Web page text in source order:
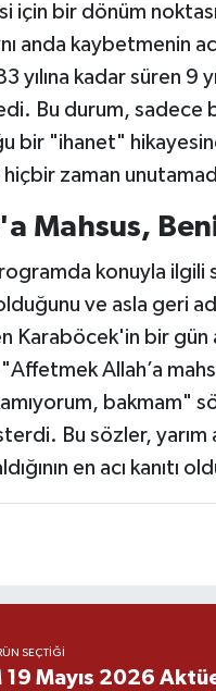
için bir dönüm
anda kaybetmenin
yılına kadar süren 9
Bu durum, sadece
bir "ihanet"
zaman
Mahsus,
konuyla
ve asla geri
Karaböcek'in bir gün
Allah’a
bakmam"
Bu sözler, yarım
en acı kanıtı
SEÇTIĞI
19 Mayıs 2026